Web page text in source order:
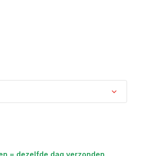
= dezelfde dag verzonden